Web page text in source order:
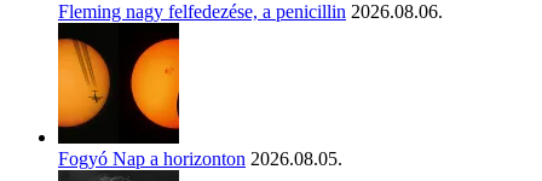
Fleming nagy felfedezése, a penicillin 2026.08.06.
Fogyó Nap a horizonton 2026.08.05.